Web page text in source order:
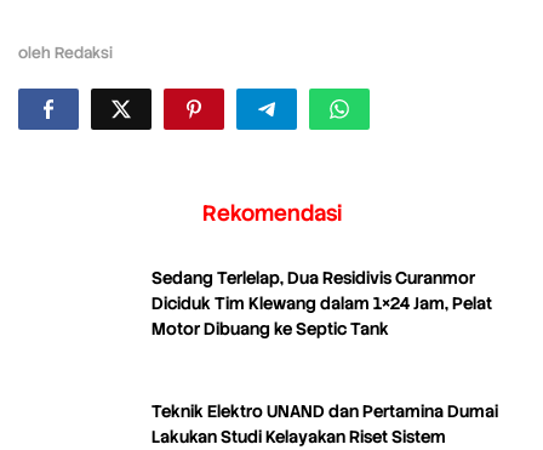
oleh Redaksi
Rekomendasi
Sedang Terlelap, Dua Residivis Curanmor
Diciduk Tim Klewang dalam 1×24 Jam, Pelat
Motor Dibuang ke Septic Tank
Teknik Elektro UNAND dan Pertamina Dumai
Lakukan Studi Kelayakan Riset Sistem